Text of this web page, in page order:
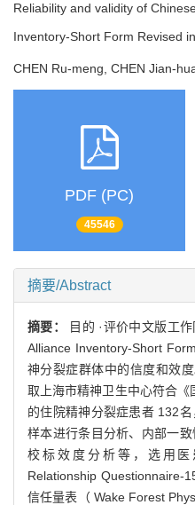
Reliability and validity of
Inventory-Short Form Revised
CHEN Ru-meng, CHEN Jian-
PDF (PC)
45546
摘要/Abstract
摘要：
目的 ·评价中文版工
Alliance Inventory-Short
神分裂症群体中的信度和效
取上海市精神卫生中心符合
的住院精神分裂症患者 132
样本进行条目分析、内部一
校标效度分析等，选用医
Relationship Questionnaire-
信任量表（ Wake Forest